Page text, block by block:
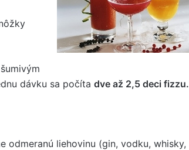
dávku sa počíta dve až 2,5 deci fizzu.
odmeranú liehovinu (gin, vodku, whisky,